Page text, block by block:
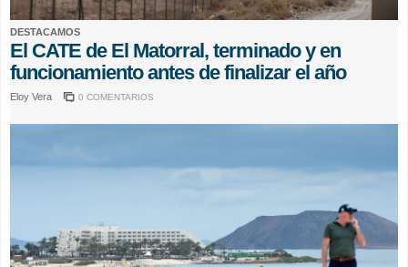
DESTACAMOS
El CATE de El Matorral, terminado y en
funcionamiento antes de finalizar el año
Eloy Vera 0 COMENTARIOS